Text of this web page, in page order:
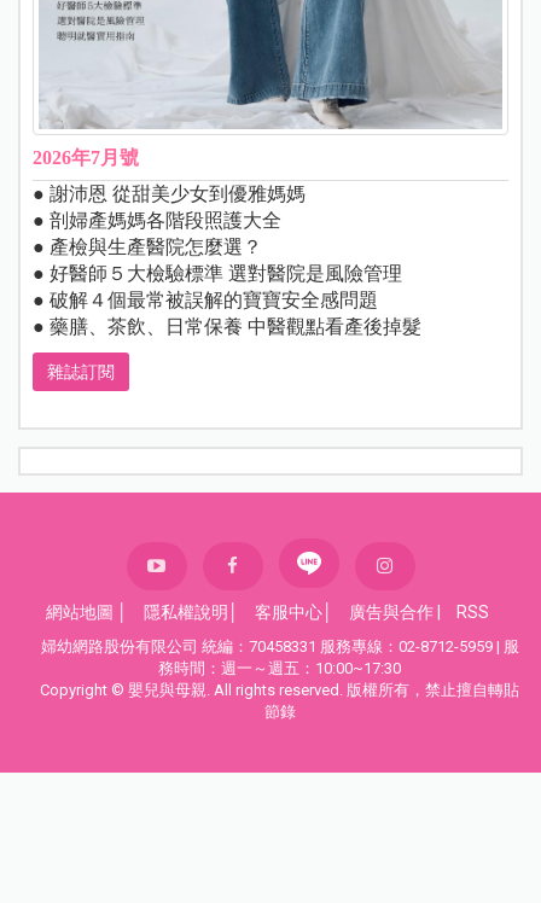
2026年7月號
● 謝沛恩 從甜美少女到優雅媽媽
● 剖婦產媽媽各階段照護大全
● 產檢與生產醫院怎麼選？
● 好醫師５大檢驗標準 選對醫院是風險管理
● 破解４個最常被誤解的寶寶安全感問題
● 藥膳、茶飲、日常保養 中醫觀點看產後掉髮
雜誌訂閱
網站地圖 隱私權說明 客服中心 廣告與合作 RSS
婦幼網路股份有限公司 統編：70458331 服務專線：02-8712-5959 | 服
務時間：週一～週五：10:00~17:30
Copyright © 嬰兒與母親. All rights reserved. 版權所有，禁止擅自轉貼
節錄